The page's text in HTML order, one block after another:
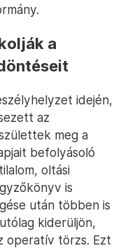
a
idején,
az
meg a
befolyásoló
oltási
is
után többen is
kiderüljön,
operatív törzs. Ezt